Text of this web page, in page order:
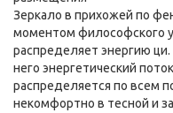
Зеркало в прихожей по
моментом философского
распределяет энергию ци.
него энергетический
распределяется по всем
некомфортно в тесной и